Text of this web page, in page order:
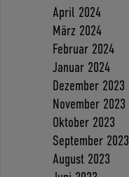
April 2024
März 2024
Februar 2024
Januar 2024
Dezember 2023
November 2023
Oktober 2023
September 2023
August 2023